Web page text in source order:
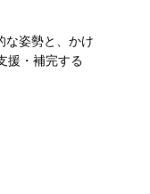
姿勢と、かけ
援・補完する